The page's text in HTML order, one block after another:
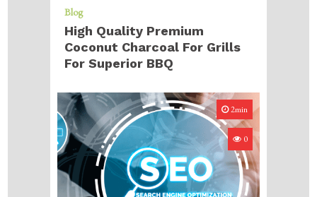
Blog
High Quality Premium
Coconut Charcoal For Grills
For Superior BBQ
2min
0